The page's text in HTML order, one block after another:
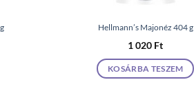
Hellmann’s Majonéz 404 g
1 020 Ft
KOSÁRBA TESZEM